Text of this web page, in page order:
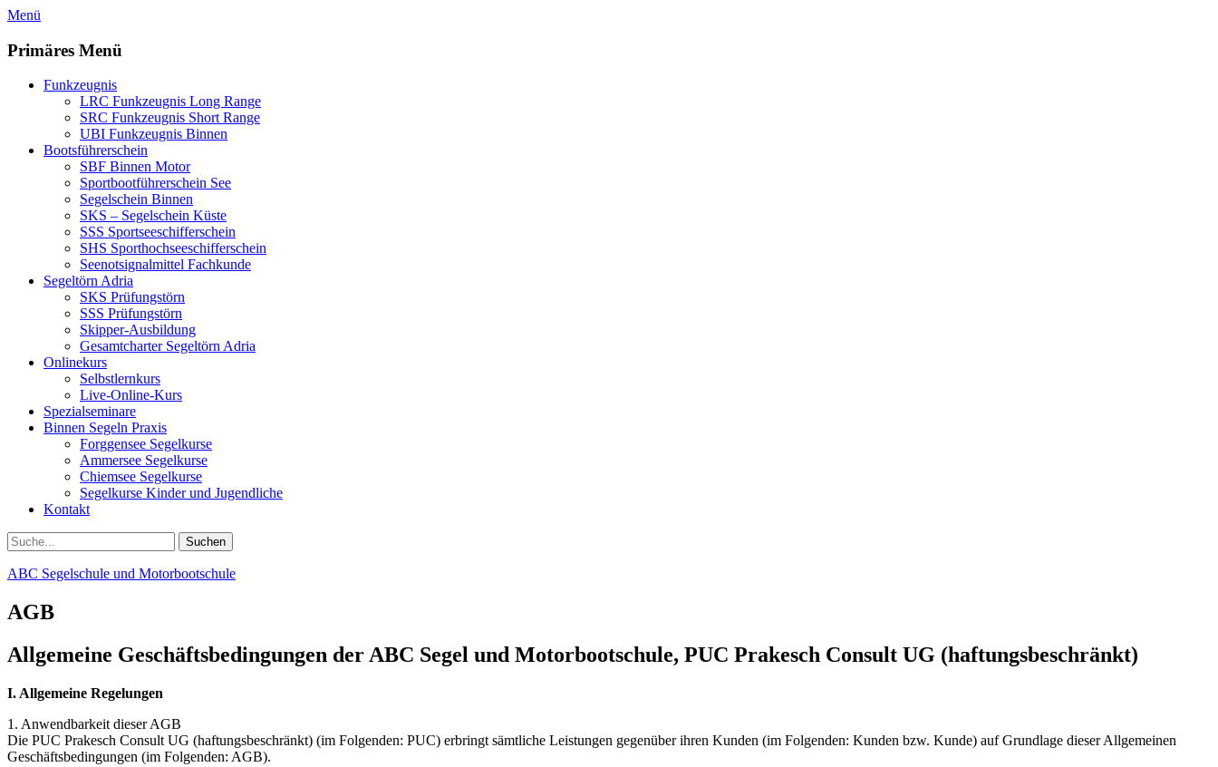
Zum
springen
Menü
Primäres Menü
Funkzeugnis
LRC Funkzeugnis Long Range
SRC Funkzeugnis Short Range
UBI Funkzeugnis Binnen
Bootsführerschein
SBF Binnen Motor
Sportbootführerschein See
Segelschein Binnen
SKS – Segelschein Küste
SSS Sportseeschifferschein
SHS Sporthochseeschifferschein
Seenotsignalmittel Fachkunde
Segeltörn Adria
SKS Prüfungstörn
SSS Prüfungstörn
Skipper-Ausbildung
Gesamtcharter Segeltörn Adria
Onlinekurs
Selbstlernkurs
Live-Online-Kurs
Spezialseminare
Binnen Segeln Praxis
Forggensee Segelkurse
Ammersee Segelkurse
Chiemsee Segelkurse
Segelkurse Kinder und Jugendliche
Kontakt
Suchen
Suchen
nach:
ABC Segelschule und Motorbootschule
AGB
Allgemeine Geschäftsbedingungen der ABC Segel und Motorbootschule, PUC Prakesch Consult UG (haftungsbeschränkt)
I. Allgemeine Regelungen
1. Anwendbarkeit dieser AGB
Die PUC Prakesch Consult UG (haftungsbeschränkt) (im Folgenden: PUC) erbringt sämtliche Leistungen gegenüber ihren Kunden (im Folgenden: Kunden bzw. Kunde) auf Grundlage dieser Allgemeinen
Geschäftsbedingungen (im Folgenden: AGB).